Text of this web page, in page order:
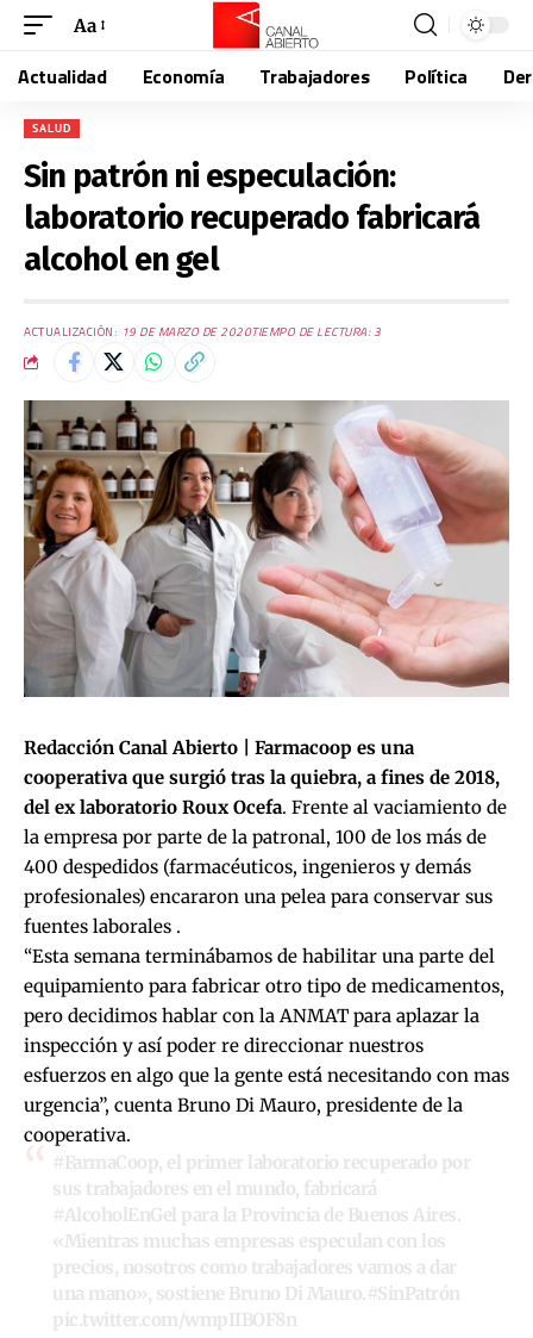
Aa
Actualidad Economía Trabajadores Política
SALUD
Sin patrón ni especulación:
laboratorio recuperado fabricará
alcohol en gel
ACTUALIZACIÓN: 19 DE MARZO DE 2020TIEMPO DE LECTURA: 3
Redacción Canal Abierto | Farmacoop es una
cooperativa que surgió tras la quiebra, a fines de 2018,
del ex laboratorio Roux Ocefa. Frente al vaciamiento de
la empresa por parte de la patronal, 100 de los más de
400 despedidos (farmacéuticos, ingenieros y demás
profesionales) encararon una pelea para conservar sus
fuentes laborales .
“Esta semana terminábamos de habilitar una parte del
equipamiento para fabricar otro tipo de medicamentos,
pero decidimos hablar con la ANMAT para aplazar la
inspección y así poder re direccionar nuestros
esfuerzos en algo que la gente está necesitando con mas
urgencia”, cuenta Bruno Di Mauro, presidente de la
cooperativa.
#FarmaCoop, el primer laboratorio recuperado por
sus trabajadores en el mundo, fabricará
#AlcoholEnGel para la Provincia de Buenos Aires.
«Mientras muchas empresas especulan con los
precios, nosotros como trabajadores vamos a dar
una mano», sostiene Bruno Di Mauro.#SinPatrón
pic.twitter.com/wmpIIBOF8n